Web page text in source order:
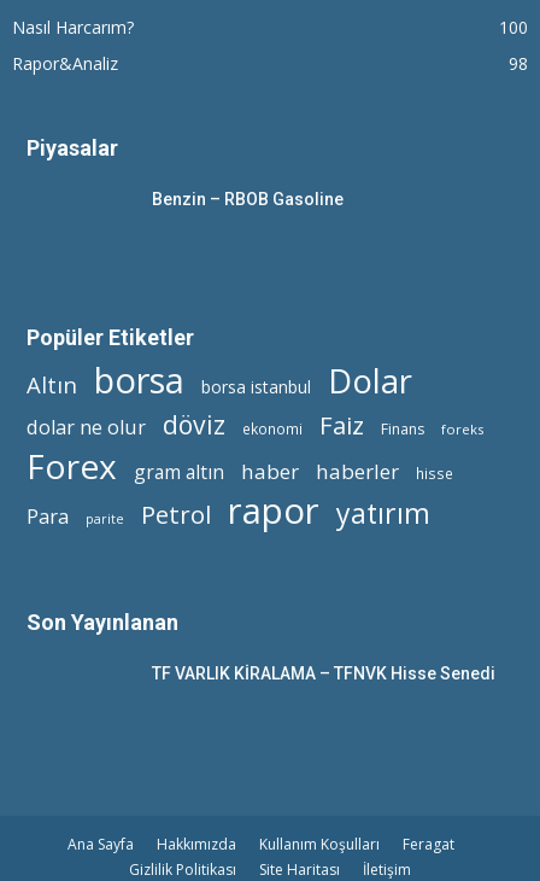
Nasıl Harcarım?
100
Rapor&Analiz
98
Piyasalar
Benzin – RBOB Gasoline
Popüler Etiketler
Altın borsa borsa istanbul Dolar
dolar ne olur döviz ekonomi Faiz Finans foreks
Forex gram altın haber haberler hisse
Para parite Petrol rapor yatırım
Son Yayınlanan
TF VARLIK KİRALAMA – TFNVK Hisse Senedi
Ana Sayfa Hakkımızda Kullanım Koşulları
Feragat
Gizlilik Politikası
Site Haritası
İletişim